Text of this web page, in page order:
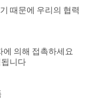
때문에 우리의 협력
에 의해 접촉하세요
니다